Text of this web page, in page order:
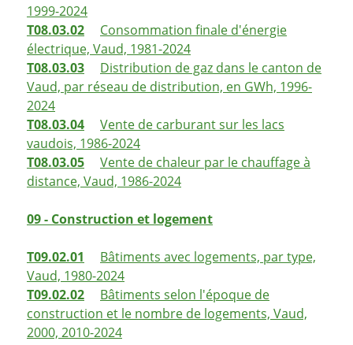
1999-2024
T08.03.02
Consommation finale d'énergie
électrique, Vaud, 1981-2024
T08.03.03
Distribution de gaz dans le canton de
Vaud, par réseau de distribution, en GWh, 1996-
2024
T08.03.04
Vente de carburant sur les lacs
vaudois, 1986-2024
T08.03.05
Vente de chaleur par le chauffage à
distance, Vaud, 1986-2024
09 - Construction et logement
T09.02.01
Bâtiments avec logements, par type,
Vaud, 1980-2024
T09.02.02
Bâtiments selon l'époque de
construction et le nombre de logements, Vaud,
2000, 2010-2024